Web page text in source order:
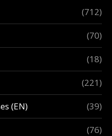
(712)
(70)
(18)
(221)
(EN) (39)
(76)